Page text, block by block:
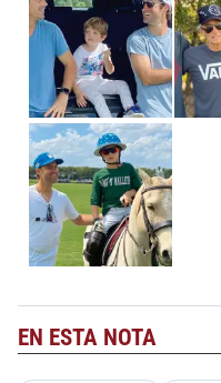
EN ESTA NOTA